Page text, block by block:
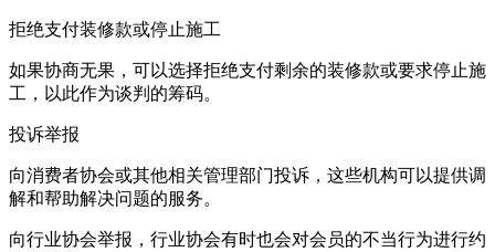
拒绝支付装修款或停止施工
如果协商无果，可以选择拒绝支付剩余的装修款或要求停止施
工，以此作为谈判的筹码。
投诉举报
向消费者协会或其他相关管理部门投诉，这些机构可以提供调
解和帮助解决问题的服务。
向行业协会举报，行业协会有时也会对会员的不当行为进行约